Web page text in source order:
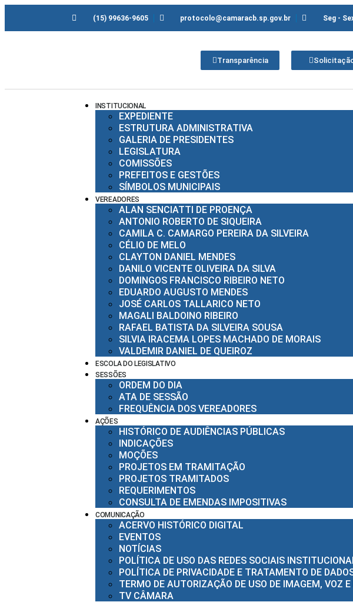
(15) 99636-9605 protocolo@camaracb.sp.gov.br Seg -
Transparência
INSTITUCIONAL
EXPEDIENTE
ESTRUTURA ADMINISTRATIVA
GALERIA DE PRESIDENTES
LEGISLATURA
COMISSÕES
PREFEITOS E GESTÕES
SÍMBOLOS MUNICIPAIS
VEREADORES
ALAN SENCIATTI DE PROENÇA
ANTONIO ROBERTO DE SIQUEIRA
CAMILA C. CAMARGO PEREIRA DA SILVEIRA
CÉLIO DE MELO
CLAYTON DANIEL MENDES
DANILO VICENTE OLIVEIRA DA SILVA
DOMINGOS FRANCISCO RIBEIRO NETO
EDUARDO AUGUSTO MENDES
JOSÉ CARLOS TALLARICO NETO
MAGALI BALDOINO RIBEIRO
RAFAEL BATISTA DA SILVEIRA SOUSA
SILVIA IRACEMA LOPES MACHADO DE MORAIS
VALDEMIR DANIEL DE QUEIROZ
ESCOLA DO LEGISLATIVO
SESSÕES
ORDEM DO DIA
ATA DE SESSÃO
FREQUÊNCIA DOS VEREADORES
AÇÕES
HISTÓRICO DE AUDIÊNCIAS PÚBLICAS
INDICAÇÕES
MOÇÕES
PROJETOS EM TRAMITAÇÃO
PROJETOS TRAMITADOS
REQUERIMENTOS
CONSULTA DE EMENDAS IMPOSITIVAS
COMUNICAÇÃO
ACERVO HISTÓRICO DIGITAL
EVENTOS
NOTÍCIAS
POLÍTICA DE USO DAS REDES SOCIAIS
POLÍTICA DE PRIVACIDADE E TRATAMENTO DE
TERMO DE AUTORIZAÇÃO DE USO DE IMAGEM, VOZ
TV CÂMARA